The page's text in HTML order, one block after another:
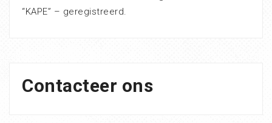
“KAPE” – geregistreerd.
Contacteer ons